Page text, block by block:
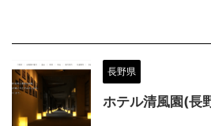
長野県
ホテル清風園(長